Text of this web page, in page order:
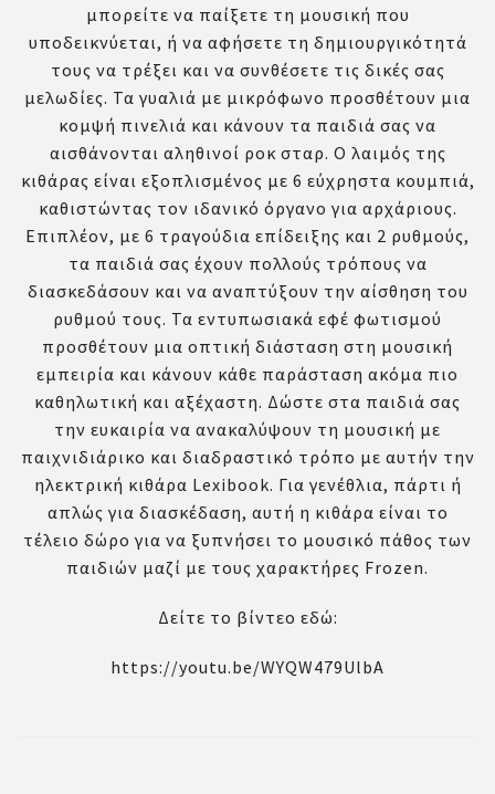
μπορείτε να παίξετε τη μουσική που
υποδεικνύεται, ή να αφήσετε τη δημιουργικότητά
τους να τρέξει και να συνθέσετε τις δικές σας
μελωδίες. Τα γυαλιά με μικρόφωνο προσθέτουν μια
κομψή πινελιά και κάνουν τα παιδιά σας να
αισθάνονται αληθινοί ροκ σταρ. Ο λαιμός της
κιθάρας είναι εξοπλισμένος με 6 εύχρηστα κουμπιά,
καθιστώντας τον ιδανικό όργανο για αρχάριους.
Επιπλέον, με 6 τραγούδια επίδειξης και 2 ρυθμούς,
τα παιδιά σας έχουν πολλούς τρόπους να
διασκεδάσουν και να αναπτύξουν την αίσθηση του
ρυθμού τους. Τα εντυπωσιακά εφέ φωτισμού
προσθέτουν μια οπτική διάσταση στη μουσική
εμπειρία και κάνουν κάθε παράσταση ακόμα πιο
καθηλωτική και αξέχαστη. Δώστε στα παιδιά σας
την ευκαιρία να ανακαλύψουν τη μουσική με
παιχνιδιάρικο και διαδραστικό τρόπο με αυτήν την
ηλεκτρική κιθάρα Lexibook. Για γενέθλια, πάρτι ή
απλώς για διασκέδαση, αυτή η κιθάρα είναι το
τέλειο δώρο για να ξυπνήσει το μουσικό πάθος των
παιδιών μαζί με τους χαρακτήρες Frozen.
Δείτε το βίντεο εδώ:
https://youtu.be/WYQW479UlbA